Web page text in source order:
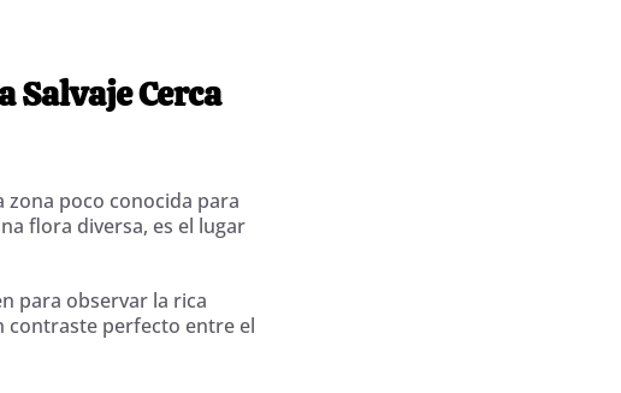
Cerca
zona poco conocida para
flora diversa, es el lugar
para observar la rica
contraste perfecto entre el